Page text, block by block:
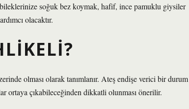
soğuk bez koymak, hafif, ince pamuklu giysiler
olacaktır.
olması olarak tanımlanır. Ateş endişe verici bir durum
ortaya çıkabileceğinden dikkatli olunması önerilir.